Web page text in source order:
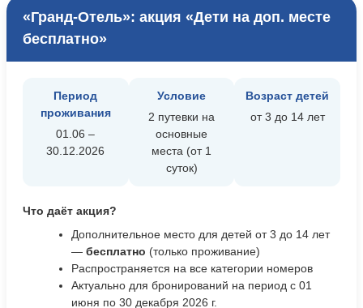
«Гранд-Отель»: акция «Дети на доп. месте
бесплатно»
Период
проживания
01.06 –
30.12.2026
Условие
2 путевки на
основные
места (от 1
суток)
Возраст детей
от 3 до 14 лет
Что даёт акция?
Дополнительное место для детей от 3 до 14 лет
— бесплатно (только проживание)
Распространяется на все категории номеров
Актуально для бронирований на период с 01
июня по 30 декабря 2026 г.